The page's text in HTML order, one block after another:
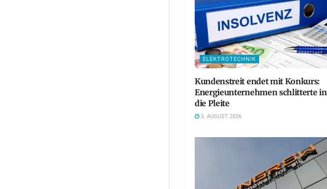
ELEKTROTECHNIK
Kundenstreit endet mit Konkurs:
Energieunternehmen schlitterte in
die Pleite
3. AUGUST 2026